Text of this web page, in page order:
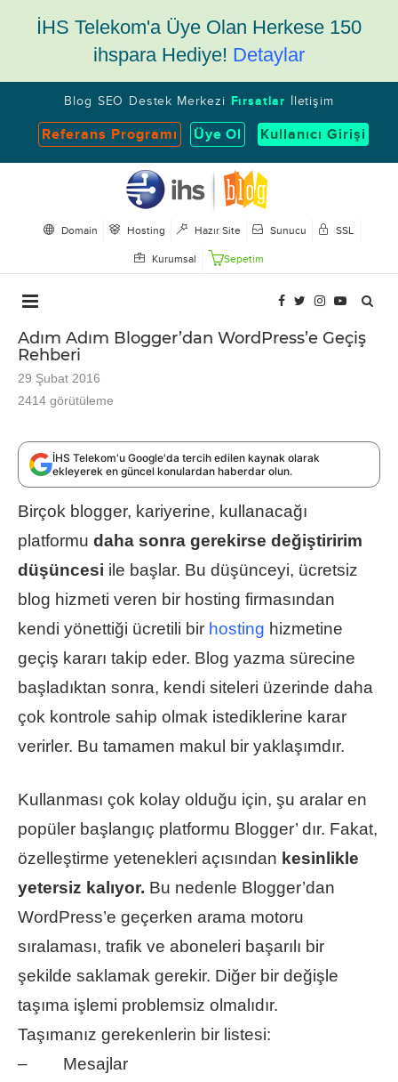
İHS Telekom'a Üye Olan Herkese 150
ihspara Hediye! Detaylar
Blog SEO Destek Merkezi Fırsatlar İletişim
Referans Programı Üye Ol Kullanıcı Girişi
Domain Hosting Hazır Site Sunucu SSL
Kurumsal Sepetim
Adım Adım Blogger’dan WordPress’e Geçiş
Rehberi
29 Şubat 2016
2414 görütüleme
İHS Telekom'u Google'da tercih edilen kaynak olarak
ekleyerek en güncel konulardan haberdar olun.
Birçok blogger, kariyerine, kullanacağı
platformu daha sonra gerekirse değiştiririm
düşüncesi ile başlar. Bu düşünceyi, ücretsiz
blog hizmeti veren bir hosting firmasından
kendi yönettiği ücretili bir hosting hizmetine
geçiş kararı takip eder. Blog yazma sürecine
başladıktan sonra, kendi siteleri üzerinde daha
çok kontrole sahip olmak istediklerine karar
verirler. Bu tamamen makul bir yaklaşımdır.
Kullanması çok kolay olduğu için, şu aralar en
popüler başlangıç platformu Blogger’ dır. Fakat,
özelleştirme yetenekleri açısından kesinlikle
yetersiz kalıyor. Bu nedenle Blogger’dan
WordPress’e geçerken arama motoru
sıralaması, trafik ve aboneleri başarılı bir
şekilde saklamak gerekir. Diğer bir değişle
taşıma işlemi problemsiz olmalıdır.
Taşımanız gerekenlerin bir listesi:
– Mesajlar